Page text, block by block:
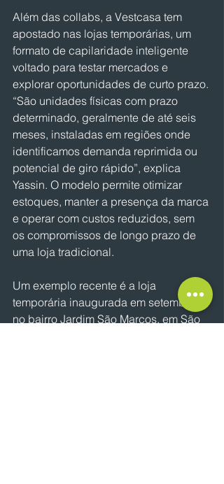
Além das collabs, a Vestcasa tem
apostado nas lojas temporárias, um
formato de capilaridade inteligente
voltado para testar mercados e
explorar oportunidades de curto prazo.
“São unidades físicas com prazo
determinado, geralmente de até seis
meses, instaladas em regiões onde
identificamos demanda reprimida ou
potencial de giro rápido”, explica
Yassin. O modelo permite otimizar
estoques, manter a presença da marca
e operar com custos reduzidos, sem
os compromissos de longo prazo de
uma loja tradicional.
Um exemplo recente é a loja
temporária inaugurada em setembro
no bairro Jardim São Marcos, em São